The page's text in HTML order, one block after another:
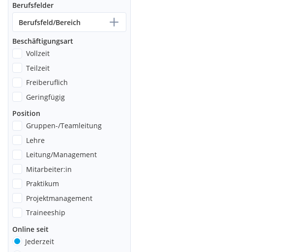
Berufsfelder
Berufsfeld/Bereich
Beschäftigungsart
Vollzeit
Teilzeit
Freiberuflich
Geringfügig
Position
Gruppen-/Teamleitung
Lehre
Leitung/Management
Mitarbeiter:in
Praktikum
Projektmanagement
Traineeship
Online seit
Jederzeit